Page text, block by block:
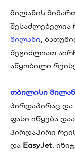
მილანის
მილანი,
შეგიძლიათ
აწყობილი
თბილისი
პირდაპირაც
ფასი იწყება
პირდაპირი
და EasyJet.